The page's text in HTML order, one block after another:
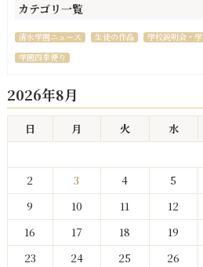
カテゴリ一覧
清水学園ニュース 生徒の作品 学校説明会・
学園四季便り
2026年8月
日 月 火 水
2
3 4 5
9
10 11 12
16
17 18 19
23
24 25 26